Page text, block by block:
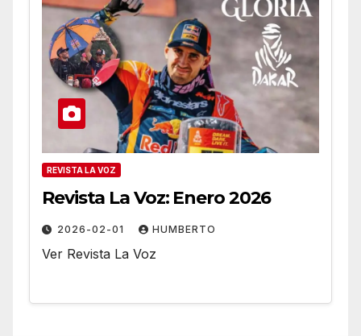
REVISTA LA VOZ
Revista La Voz: Enero 2026
2026-02-01 HUMBERTO
Ver Revista La Voz